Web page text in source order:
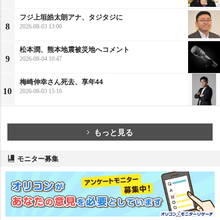
8
フジ上垣皓太朗アナ、タジタジに
2026-08-03 13:00
9
松本潤、熊本地震被災地へコメント
2026-08-04 10:47
10
梅崎伸幸さん死去、享年44
2026-08-03 15:16
もっと見る
モニター募集